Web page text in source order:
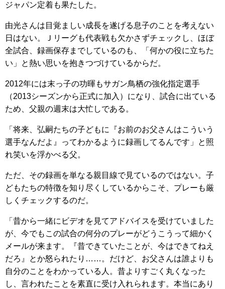
ジャパン定着も果たした。
由光さんは目覚ましい成長を遂げる息子のことを考えない
日はない。Ｊリーグも代表戦も欠かさずチェックし、ほぼ
全試合、録画保存までしているのも、「何かの役に立ちた
い」と熱い思いを抱きつづけているからだ。
2012年には末っ子の功暉もサガン鳥栖の強化指定選手
（2013シーズンから正式に加入）になり、試合に出ている
ため、父親の週末は大忙しである。
「将来、弘嗣たちの子どもに『お前のお父さんはこういう
選手なんだよ』ってわかるように録画してるんです」と照
れ笑いを浮かべる父。
ただ、その録画を単なる親目線で見ているのではない。子
どもたちの特徴を知り尽くしているからこそ、プレーも厳
しくチェックするのだ。
「昔から一緒にビデオを見てアドバイスを受けていました
が、今でもこの試合の何分のプレーがどうこうって細かく
メールが来ます。『昔できていたことが、今はできてねえ
だろ』とか怒られたり……。だけど、お父さんは誰よりも
自分のことをわかっている人。昔よりすごく丸くなった
し、言われたことを素直に受け入れられます。本当にあり